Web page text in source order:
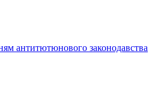
антитютюнового законодавства